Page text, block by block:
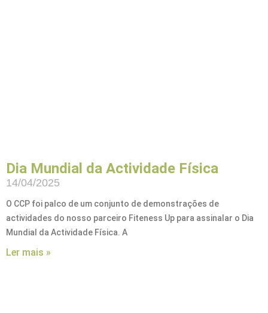
Dia Mundial da Actividade Física
14/04/2025
O CCP foi palco de um conjunto de demonstrações de
actividades do nosso parceiro Fiteness Up para assinalar o Dia
Mundial da Actividade Física. A
Ler mais »